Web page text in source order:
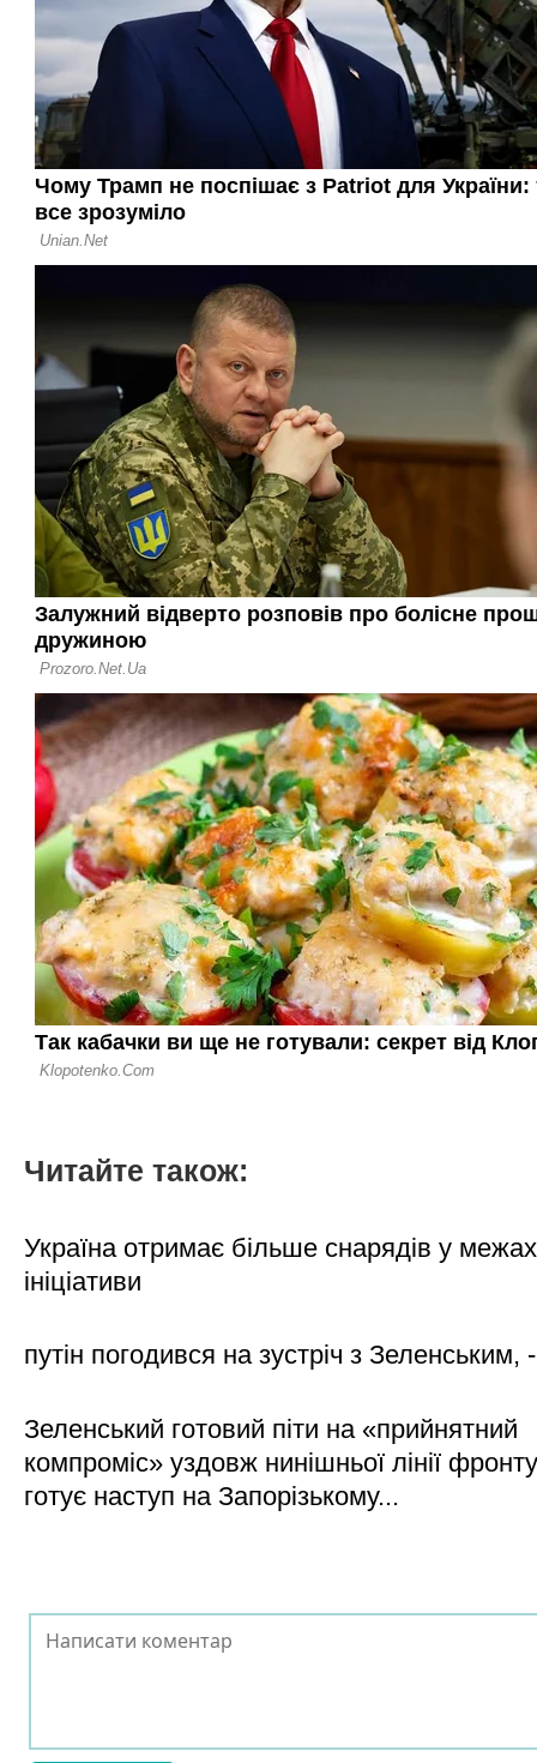
Читайте також:
Україна отримає більше снарядів у межах
ініціативи
путін погодився на зустріч з Зеленським,
Зеленський готовий піти на «прийнятний
компроміс» уздовж нинішньої лінії
готує наступ на Запорізькому...